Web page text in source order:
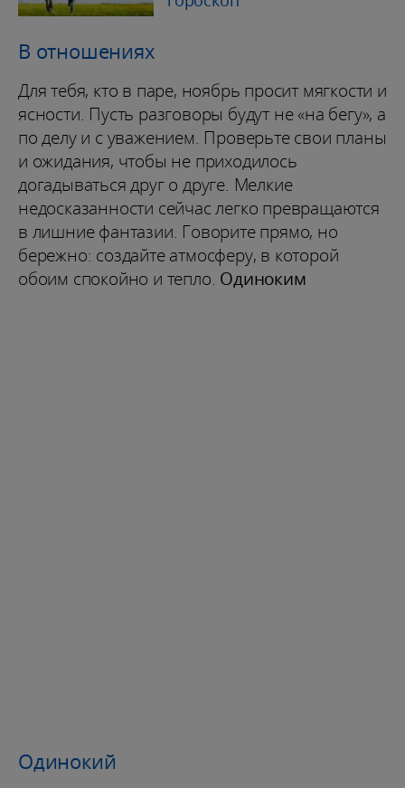
В отношениях
Для тебя, кто в паре, ноябрь просит мягкости и
ясности. Пусть разговоры будут не «на бегу», а
по делу и с уважением. Проверьте свои планы
и ожидания, чтобы не приходилось
догадываться друг о друге. Мелкие
недосказанности сейчас легко превращаются
в лишние фантазии. Говорите прямо, но
бережно: создайте атмосферу, в которой
обоим спокойно и тепло. Одиноким
Одинокий